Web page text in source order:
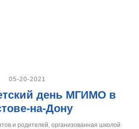
05-20-2021
день МГИМО в
на-Дону
и родителей, организованная школой